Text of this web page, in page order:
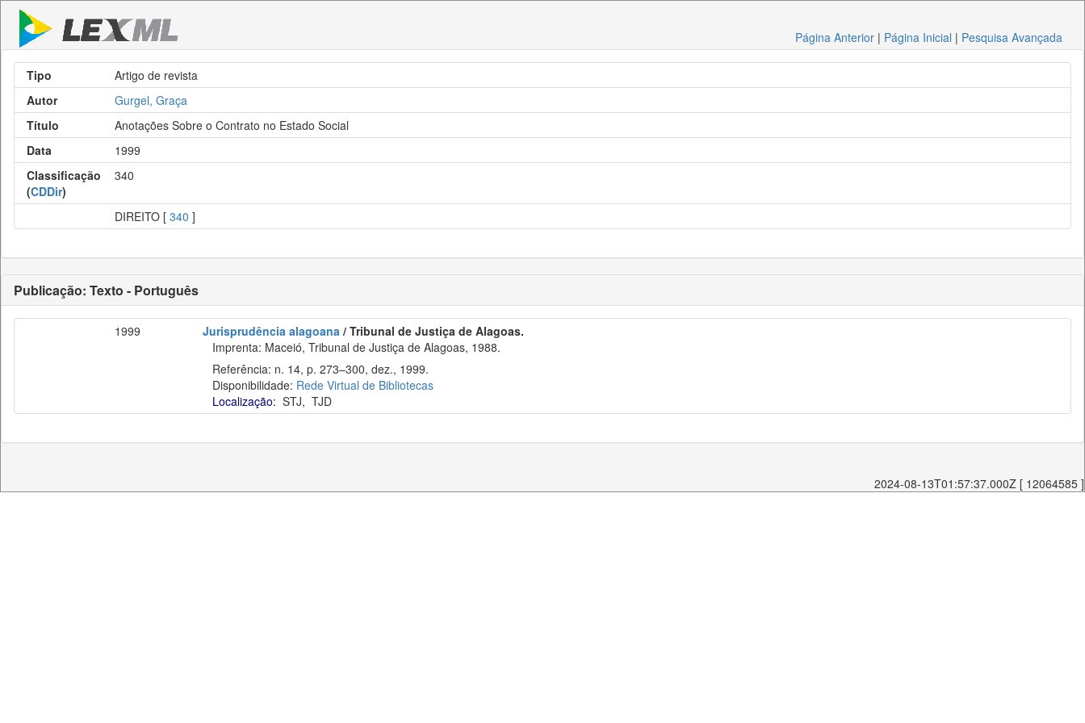
Página Anterior | Página Inicial | Pesquisa Avançada
Tipo
Artigo de revista
Autor
Gurgel, Graça
Título
Anotações Sobre o Contrato no Estado Social
Data
1999
Classificação
(CDDir)
340
DIREITO [ 340 ]
Publicação: Texto - Português
1999 Jurisprudência alagoana / Tribunal de Justiça de Alagoas.
Imprenta: Maceió, Tribunal de Justiça de Alagoas, 1988.
Referência: n. 14, p. 273–300, dez., 1999.
Disponibilidade: Rede Virtual de Bibliotecas
Localização: STJ, TJD
2024-08-13T01:57:37.000Z [ 12064585 ]